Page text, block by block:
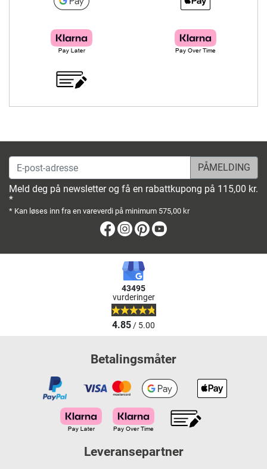
E-post-adresse
Meld deg på newsletter og få en rabattkupong på 115,00 kr.
*
* Kan løses inn fra en vareverdi på minimum 575,00 kr
Facebook
Instagram
Pinterest
43495
vurderinger
4.85/ 5.00
Betalingsmåter
Leveransepartner